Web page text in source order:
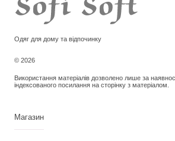
Одяг для дому та відпочинку
© 2026
Використання матеріалів дозволено лише за
індексованого посилання на сторінку з матеріалом.
Магазин